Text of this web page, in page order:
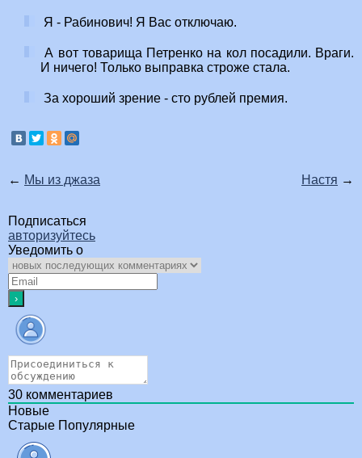
Я - Рабинович! Я Вас отключаю.
А вот товарища Петренко на кол посадили. Враги.
И ничего! Только выправка строже стала.
За хороший зрение - сто рублей премия.
← Мы из джаза Настя →
Подписаться
авторизуйтесь
Уведомить о
30 комментариев
Новые
Старые Популярные